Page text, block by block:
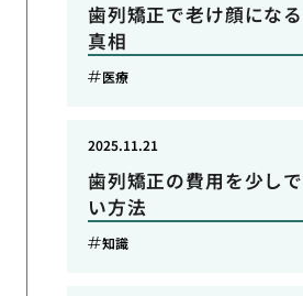
歯列矯正で老け顔にな
真相
医療
歯列矯正の費用を少し
い方法
2025.11.21
知識